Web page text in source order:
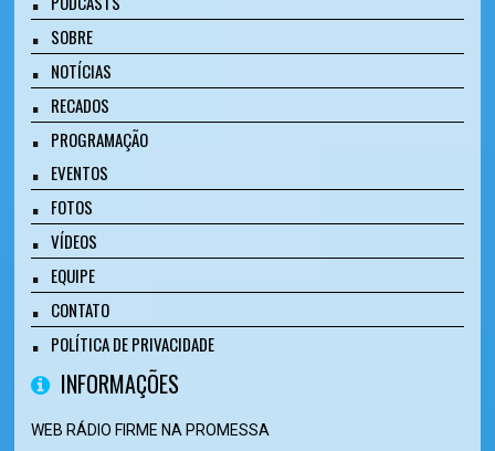
SOBRE
NOTÍCIAS
RECADOS
PROGRAMAÇÃO
EVENTOS
FOTOS
VÍDEOS
EQUIPE
CONTATO
POLÍTICA DE PRIVACIDADE
INFORMAÇÕES
WEB RÁDIO FIRME NA PROMESSA